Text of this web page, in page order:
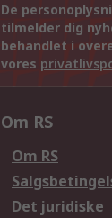
De
tilmelder dig
behandlet i
vores
Om RS
Om RS
Det juridiske